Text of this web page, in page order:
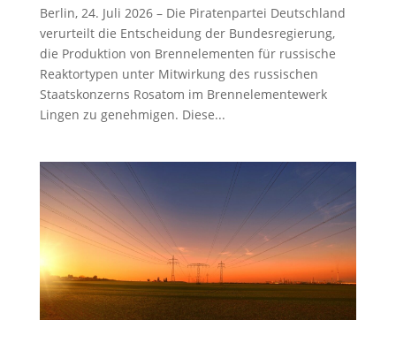
Berlin, 24. Juli 2026 – Die Piratenpartei Deutschland
verurteilt die Entscheidung der Bundesregierung,
die Produktion von Brennelementen für russische
Reaktortypen unter Mitwirkung des russischen
Staatskonzerns Rosatom im Brennelementewerk
Lingen zu genehmigen. Diese...